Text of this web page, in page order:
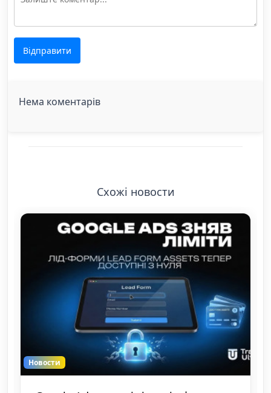
Відправити
Нема коментарів
Схожі новости
Новости